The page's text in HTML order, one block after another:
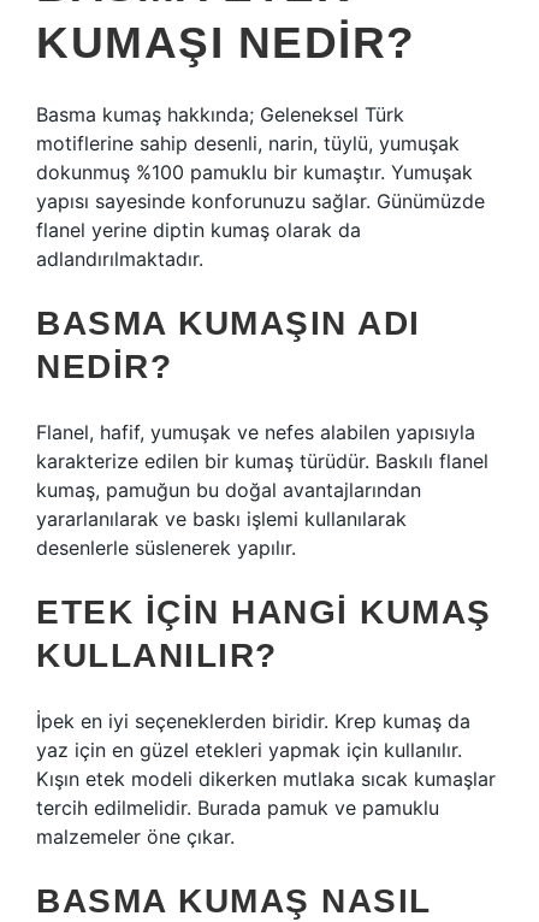
KUMAŞI NEDIR?
Basma kumaş hakkında; Geleneksel Türk
motiflerine sahip desenli, narin, tüylü, yumuşak
dokunmuş %100 pamuklu bir kumaştır. Yumuşak
yapısı sayesinde konforunuzu sağlar. Günümüzde
flanel yerine diptin kumaş olarak da
adlandırılmaktadır.
BASMA KUMAŞIN ADI
NEDIR?
Flanel, hafif, yumuşak ve nefes alabilen yapısıyla
karakterize edilen bir kumaş türüdür. Baskılı flanel
kumaş, pamuğun bu doğal avantajlarından
yararlanılarak ve baskı işlemi kullanılarak
desenlerle süslenerek yapılır.
ETEK IÇIN HANGI KUMAŞ
KULLANILIR?
İpek en iyi seçeneklerden biridir. Krep kumaş da
yaz için en güzel etekleri yapmak için kullanılır.
Kışın etek modeli dikerken mutlaka sıcak kumaşlar
tercih edilmelidir. Burada pamuk ve pamuklu
malzemeler öne çıkar.
BASMA KUMAŞ NASIL